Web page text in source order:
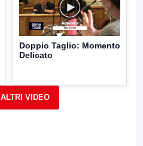
Doppio Taglio: Momento
Delicato